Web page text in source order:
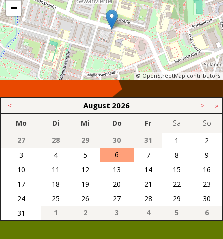
−
© OpenStreetMap contributors
< August 2026 > »
Mo Di Mi Do Fr Sa
So
27
28 29 30 31 1
2
3
4 5 6 7 8
9
10
11 12 13 14 15
16
17
18 19 20 21 22
23
24
25 26 27 28 29
30
31
1 2 3 4 5 6